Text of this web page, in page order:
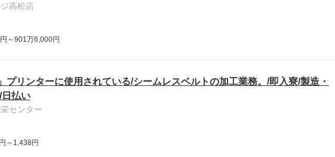
高松店
～901万6,000円
プリンターに使用されている/シームレスベルトの加工業務。/即入寮/製造・
払い
センター
～1,438円